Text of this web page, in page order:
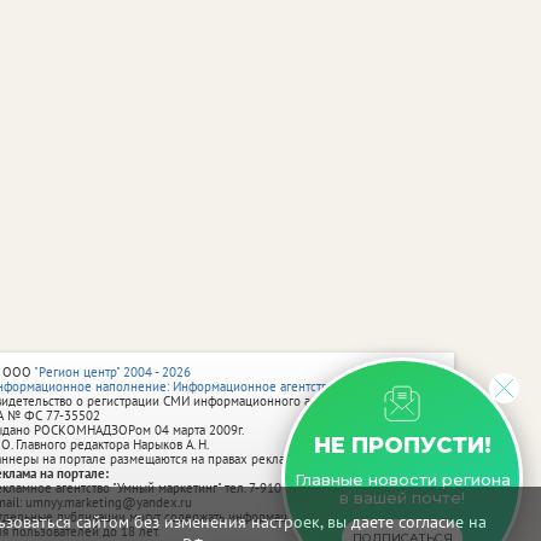
сайтом без изменения настроек, вы даете согласие на
НЕ ПРОПУСТИ!
Главные новости региона
в вашей почте!
"Регион центр" 2004 - 2026
наполнение: Информационное агентство vRossii.ru
о регистрации СМИ информационного агентства vRossii.ru
№ ФС 77‑35502
РОСКОМНАДЗОРом 04 марта 2009г.
Главного редактора Нарыков А. Н.
на портале размещаются на правах рекламы.
на портале:
агентство "Умный маркетинг" тел. 7-910-267-70-40,
umnyy.marketing@yandex.ru
публикации могут содержать информацию, не предназначенную
пользователей до 18 лет.